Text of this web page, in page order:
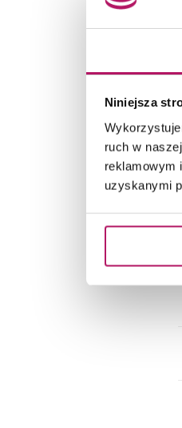
Niniejsza
ruch w
reklamowym
uzyskanymi